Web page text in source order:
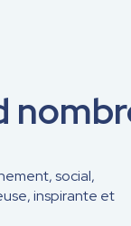
social,
inspirante et